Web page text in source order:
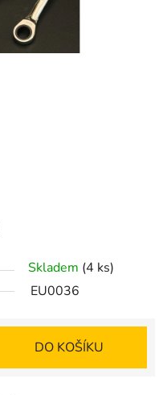
Skladem (4 ks)
EU0036
DO KOŠÍKU